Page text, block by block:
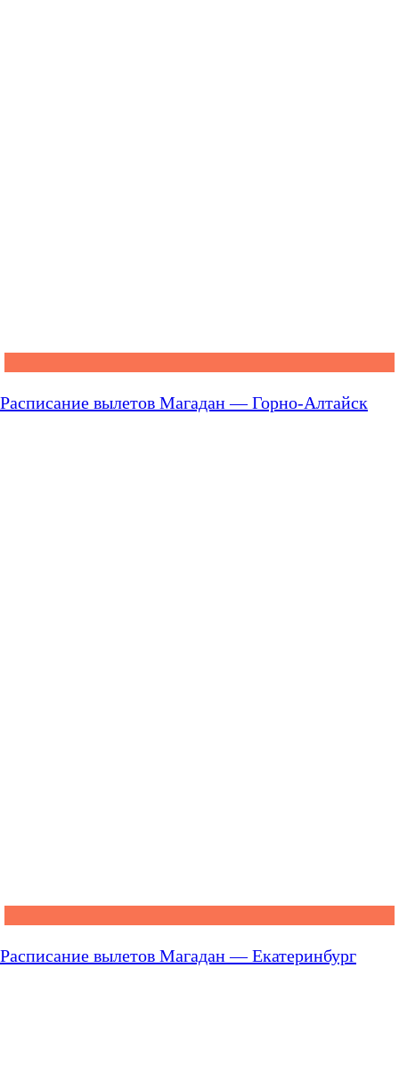
Расписание вылетов Магадан — Горно-Алтайск
Расписание вылетов Магадан — Екатеринбург